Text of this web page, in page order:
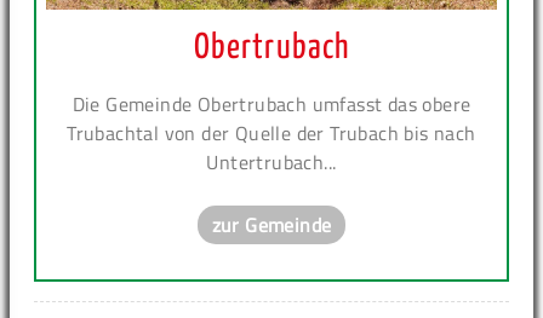
Obertrubach
Die Gemeinde Obertrubach umfasst das obere
Trubachtal von der Quelle der Trubach bis nach
Untertrubach...
zur Gemeinde